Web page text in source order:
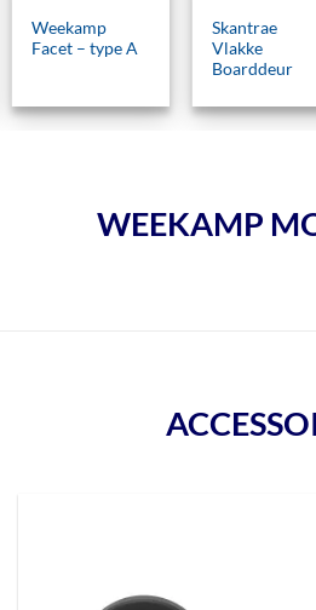
Weekamp
Facet – type A
Skantrae
Vlakke
Boarddeur
WEEKAMP